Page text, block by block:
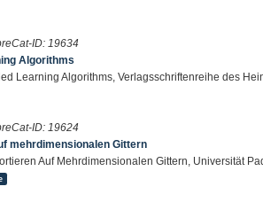
ID: 19634
Algorithms
Learning Algorithms, Verlagsschriftenreihe des
ID: 19624
mehrdimensionalen Gittern
Auf Mehrdimensionalen Gittern, Universität